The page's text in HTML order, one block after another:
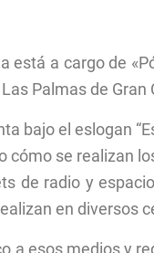
está a cargo de
Palmas de
bajo el eslogan
cómo se realizan
de radio y
en diversos
a esos medios y